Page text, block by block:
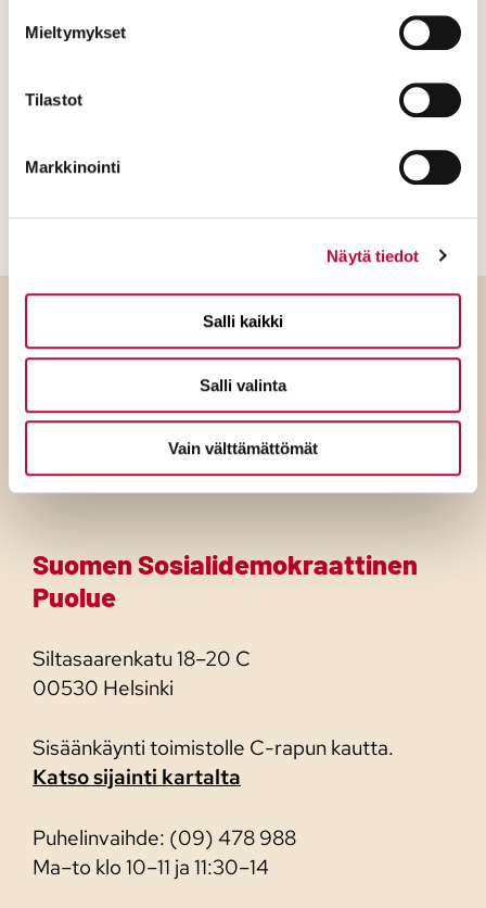
Mieltymykset
Tilastot
Markkinointi
Näytä tiedot
Salli kaikki
Salli valinta
Vain välttämättömät
Löysitkö sivulta
etsimäsi?
Löysitkö
sivulta
Takaisin ylös
Etusivulle
Suomen Sosialidemokraattinen
Puolue
Siltasaarenkatu 18–20 C
00530 Helsinki
Sisäänkäynti toimistolle C-rapun kautta.
Katso sijainti kartalta
Puhelinvaihde: (09) 478 988
Ma–to klo 10–11 ja 11:30–14